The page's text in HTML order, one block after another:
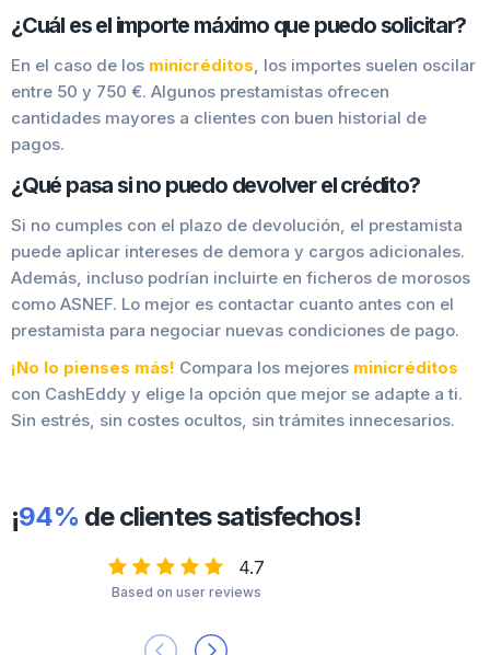
¿Cuál es el importe máximo que puedo solicitar?
En el caso de los minicréditos, los importes suelen oscilar
entre 50 y 750 €. Algunos prestamistas ofrecen
cantidades mayores a clientes con buen historial de
pagos.
¿Qué pasa si no puedo devolver el crédito?
Si no cumples con el plazo de devolución, el prestamista
puede aplicar intereses de demora y cargos adicionales.
Además, incluso podrían incluirte en ficheros de morosos
como ASNEF. Lo mejor es contactar cuanto antes con el
prestamista para negociar nuevas condiciones de pago.
¡No lo pienses más! Compara los mejores minicréditos
con CashEddy y elige la opción que mejor se adapte a ti.
Sin estrés, sin costes ocultos, sin trámites innecesarios.
¡94% de clientes satisfechos!
4.7
Based on user reviews